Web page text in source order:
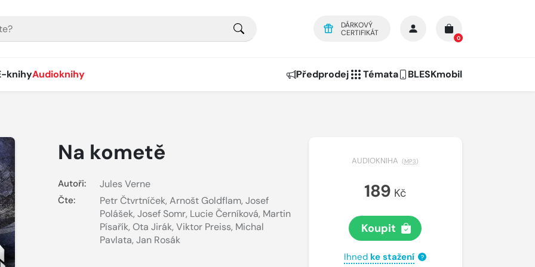
DÁRKOVÝ
CERTIFIKÁT
0
knihyAudioknihy Předprodej Témata BLESKmobil
Na kometě
Autoři: Jules Verne
Čte: Petr Čtvrtníček, Arnošt Goldflam, Josef
Polášek, Josef Somr, Lucie Černíková, Martin
Písařík, Ota Jirák, Viktor Preiss, Michal
Pavlata, Jan Rosák
AUDIOKNIHA (MP3)
189 Kč
Koupit
Ihned ke stažení ?